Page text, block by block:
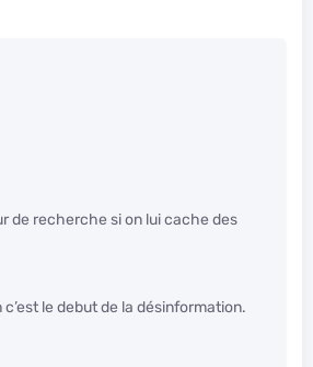
de recherche si on lui cache des
le debut de la désinformation.